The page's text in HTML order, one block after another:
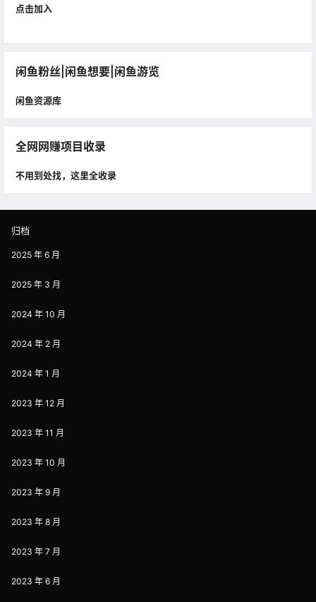
点击加入
闲鱼粉丝|闲鱼想要|闲鱼游览
闲鱼资源库
全网网赚项目收录
不用到处找，这里全收录
归档
2025 年 6 月
2025 年 3 月
2024 年 10 月
2024 年 2 月
2024 年 1 月
2023 年 12 月
2023 年 11 月
2023 年 10 月
2023 年 9 月
2023 年 8 月
2023 年 7 月
2023 年 6 月